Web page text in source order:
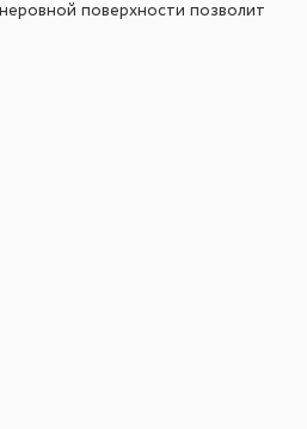
поверхности позволит